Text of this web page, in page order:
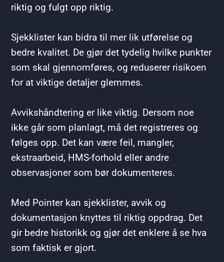
riktig og fulgt opp riktig.
Sjekklister kan bidra til mer lik utførelse og
bedre kvalitet. De gjør det tydelig hvilke punkter
som skal gjennomføres, og reduserer risikoen
for at viktige detaljer glemmes.
Avvikshåndtering er like viktig. Dersom noe
ikke går som planlagt, må det registreres og
følges opp. Det kan være feil, mangler,
ekstraarbeid, HMS-forhold eller andre
observasjoner som bør dokumenteres.
Med Pointer kan sjekklister, avvik og
dokumentasjon knyttes til riktig oppdrag. Det
gir bedre historikk og gjør det enklere å se hva
som faktisk er gjort.